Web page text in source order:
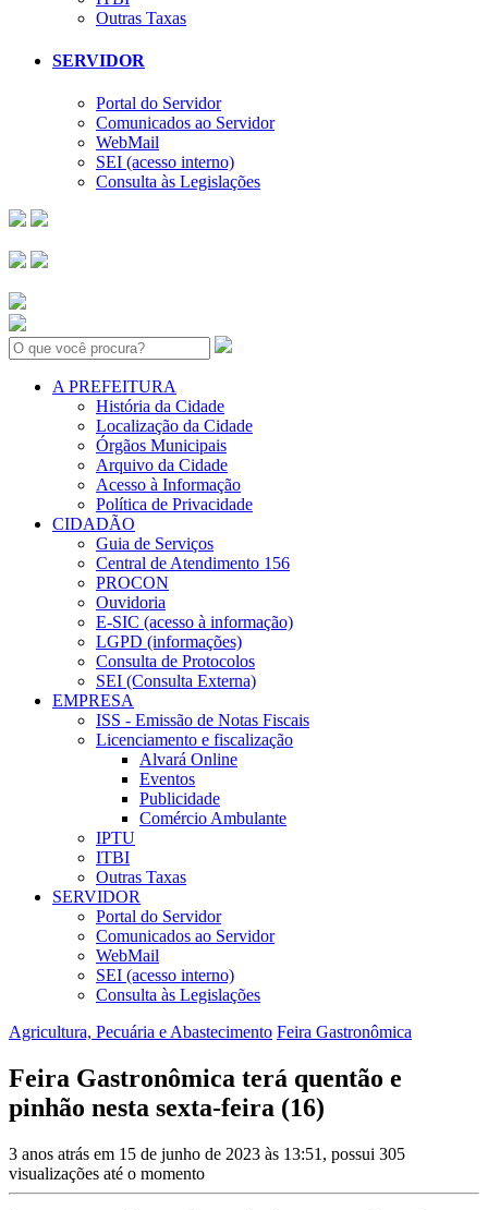
Outras Taxas
SERVIDOR
Portal do Servidor
Comunicados ao Servidor
WebMail
SEI (acesso interno)
Consulta às Legislações
Search:
A PREFEITURA
História da Cidade
Localização da Cidade
Órgãos Municipais
Arquivo da Cidade
Acesso à Informação
Política de Privacidade
CIDADÃO
Guia de Serviços
Central de Atendimento 156
PROCON
Ouvidoria
E-SIC (acesso à informação)
LGPD (informações)
Consulta de Protocolos
SEI (Consulta Externa)
EMPRESA
ISS - Emissão de Notas Fiscais
Licenciamento e fiscalização
Alvará Online
Eventos
Publicidade
Comércio Ambulante
IPTU
ITBI
Outras Taxas
SERVIDOR
Portal do Servidor
Comunicados ao Servidor
WebMail
SEI (acesso interno)
Consulta às Legislações
Agricultura, Pecuária e Abastecimento Feira Gastronômica
Feira Gastronômica terá quentão e
pinhão nesta sexta-feira (16)
3 anos atrás em 15 de junho de 2023 às 13:51, possui 305
visualizações até o momento